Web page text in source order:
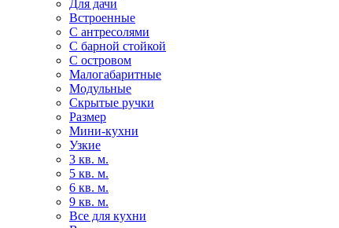
Для дачи
Встроенные
С антресолями
С барной стойкой
С островом
Малогабаритные
Модульные
Скрытые ручки
Размер
Мини-кухни
Узкие
3 кв. м.
5 кв. м.
6 кв. м.
9 кв. м.
Все для кухни